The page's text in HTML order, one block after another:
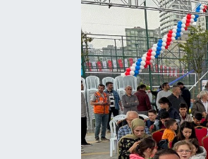
Magazin